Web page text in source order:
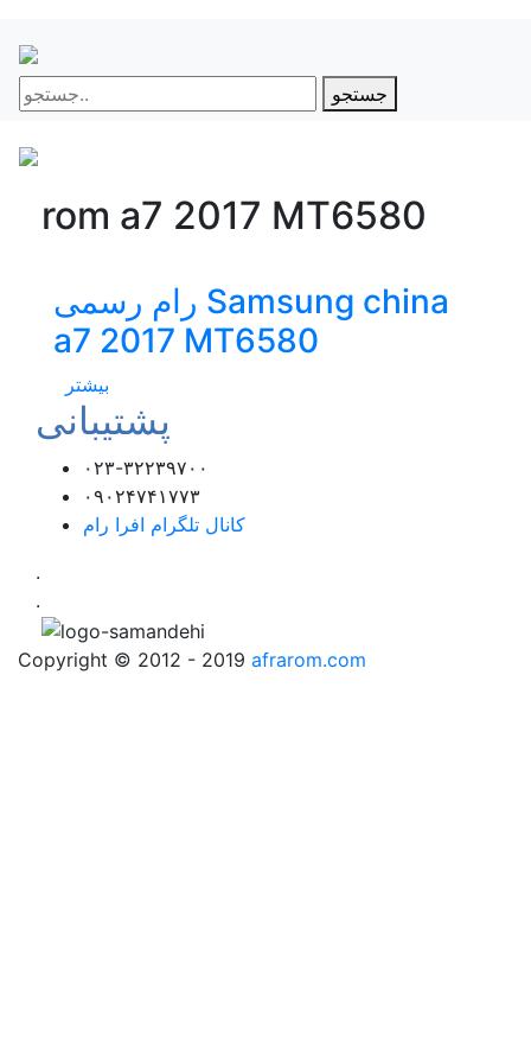
جستجو
rom a7 2017 MT6580
رام رسمی Samsung china
a7 2017 MT6580
بیشتر
پشتیبانی
۰۲۳-۳۲۲۳۹۷۰۰
۰۹۰۲۴۷۴۱۷۷۳
کانال تلگرام افرا رام
.
.
Copyright © 2012 - 2019 afrarom.com